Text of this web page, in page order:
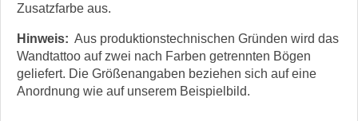
Zusatzfarbe aus.
Hinweis: Aus produktionstechnischen Gründen wird das
Wandtattoo auf zwei nach Farben getrennten Bögen
geliefert. Die Größenangaben beziehen sich auf eine
Anordnung wie auf unserem Beispielbild.